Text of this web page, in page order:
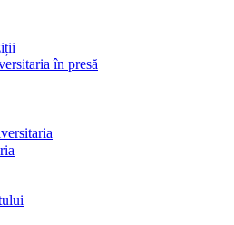
în presă